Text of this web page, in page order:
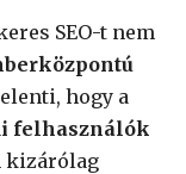
SEO-t nem
hogy a
felhasználók
kizárólag